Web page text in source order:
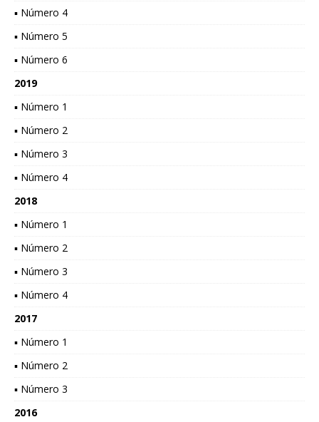
▪ Número 4
▪ Número 5
▪ Número 6
2019
▪ Número 1
▪ Número 2
▪ Número 3
▪ Número 4
2018
▪ Número 1
▪ Número 2
▪ Número 3
▪ Número 4
2017
▪ Número 1
▪ Número 2
▪ Número 3
2016